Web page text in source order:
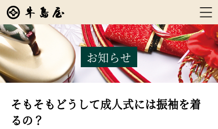
お知らせ
そもそもどうして成人式には振袖を着
るの？